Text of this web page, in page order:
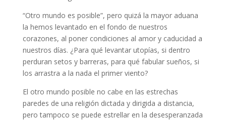
“Otro mundo es posible”, pero quizá la mayor aduana
la hemos levantado en el fondo de nuestros
corazones, al poner condiciones al amor y caducidad a
nuestros días. ¿Para qué levantar utopías, si dentro
perduran setos y barreras, para qué fabular sueños, si
los arrastra a la nada el primer viento?
El otro mundo posible no cabe en las estrechas
paredes de una religión dictada y dirigida a distancia,
pero tampoco se puede estrellar en la desesperanzada